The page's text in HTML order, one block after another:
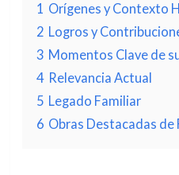
1 Orígenes y Contexto
2 Logros y
3 Momentos Clave de
4 Relevancia Actual
5 Legado Familiar
6 Obras Destacadas de